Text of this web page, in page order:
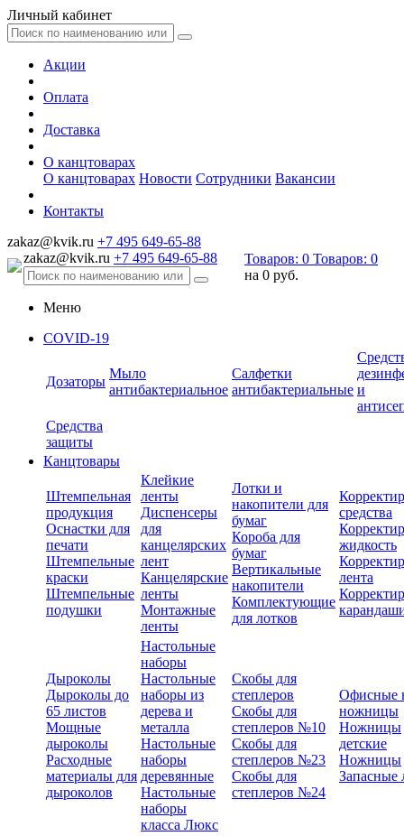
Личный кабинет
Акции
Оплата
Доставка
О канцтоварах
О канцтоварах Новости Сотрудники Вакансии
Контакты
zakaz@kvik.ru +7 495 649-65-88
zakaz@kvik.ru +7 495 649-65-88 Товаров: 0 Товаров: 0
на 0 руб.
Меню
COVID-19
Дозаторы
Мыло
антибактериальное
Салфетки
антибактериальные и
Средства
защиты
Канцтовары
Штемпельная
продукция
Оснастки для
печати
Штемпельные
краски
Штемпельные
подушки
Клейкие
ленты
Диспенсеры
для
канцелярских
лент
Канцелярские
ленты
Монтажные
ленты
Лотки и
накопители для
бумаг
Короба для
бумаг
Вертикальные
накопители
Комплектующие
для лотков
средства
жидкость
лента
Дыроколы
Дыроколы до
65 листов
Мощные
дыроколы
Расходные
материалы для
дыроколов
Настольные
наборы
Настольные
наборы из
дерева и
металла
Настольные
наборы
деревянные
Настольные
наборы
класса Люкс
Скобы для
степлеров
Скобы для
степлеров №10
Скобы для
степлеров №23
Скобы для
степлеров №24
Офисные
ножницы
Ножницы
детские
Ножницы
Запасные